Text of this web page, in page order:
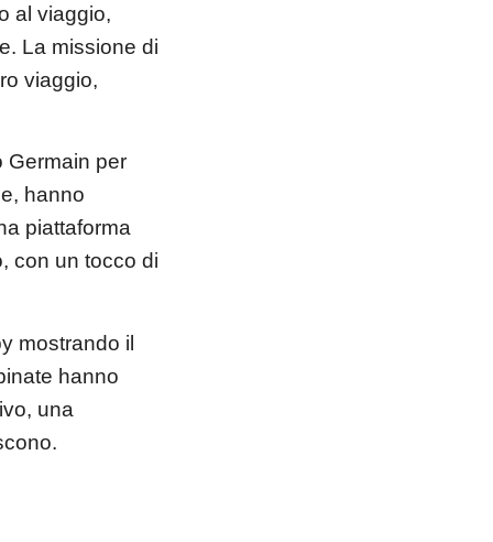
al viaggio,
La missione di
viaggio,
Germain per
hanno
piattaforma
con un tocco di
mostrando il
hanno
una